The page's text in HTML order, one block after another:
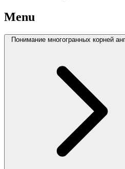
Menu
Понимание многогранных корней